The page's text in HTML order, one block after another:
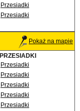
Przesiadki
Przesiadki
Pokaż na mapie
PRZESIADKI
Przesiadki
Przesiadki
Przesiadki
Przesiadki
Przesiadki